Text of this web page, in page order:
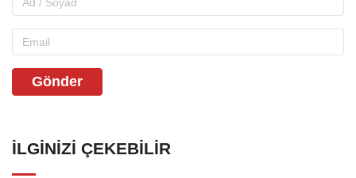
Gönder
İLGINIZI ÇEKEBILIR